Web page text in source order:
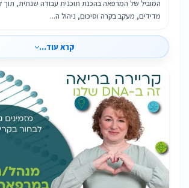
המוביל של המרפאה בהכנת תוכנית עבודה שנתית, תוך
מדידים, מעקב בקרה וסיכום, ניהול ה...
קרא עוד...